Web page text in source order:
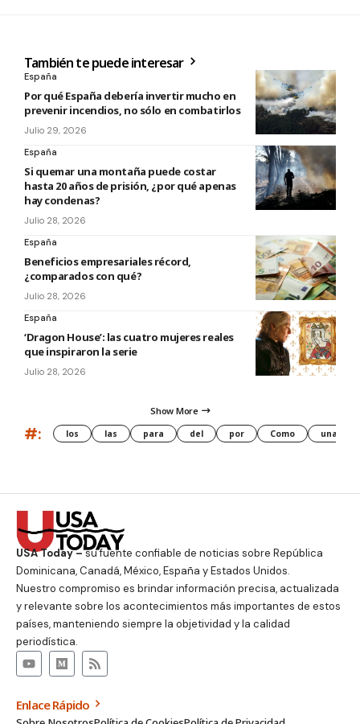
También te puede interesar
España
Por qué España debería invertir mucho en
prevenir incendios, no sólo en combatirlos
Julio 29, 2026
España
Si quemar una montaña puede costar
hasta 20 años de prisión, ¿por qué apenas
hay condenas?
Julio 28, 2026
España
Beneficios empresariales récord,
¿comparados con qué?
Julio 28, 2026
España
‘Dragon House’: las cuatro mujeres reales
que inspiraron la serie
Julio 28, 2026
Show More
#: los las para del por Como una
USA Today –su fuente confiable de noticias sobre República
Dominicana, Canadá, México, España y Estados Unidos.
Nuestro compromiso es brindar información precisa, actualizada
y relevante sobre los acontecimientos más importantes de estos
países, manteniendo siempre la objetividad y la calidad
periodística.
Enlace Rápido